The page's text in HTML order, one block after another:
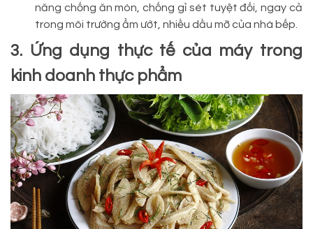
năng chống ăn mòn, chống gỉ sét tuyệt đối, ngay cả
trong môi trường ẩm ướt, nhiều dầu mỡ của nhà bếp.
3. Ứng dụng thực tế của máy trong
kinh doanh thực phẩm